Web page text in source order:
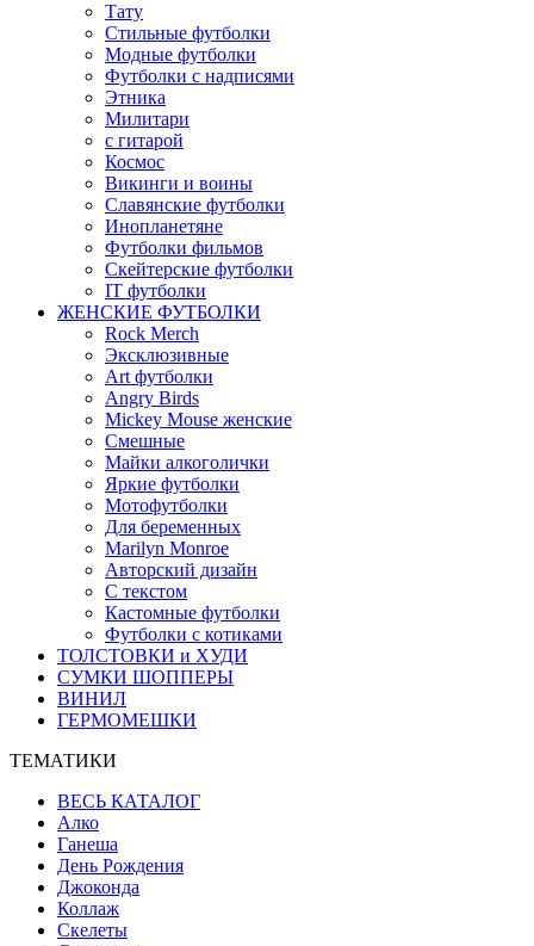
Тату
Стильные футболки
Модные футболки
Футболки с надписями
Этника
Милитари
с гитарой
Космос
Викинги и воины
Славянские футболки
Инопланетяне
Футболки фильмов
Скейтерские футболки
IT футболки
ЖЕНСКИЕ ФУТБОЛКИ
Rock Merch
Эксклюзивные
Art футболки
Angry Birds
Mickey Mouse женские
Смешные
Майки алкоголички
Яркие футболки
Мотофутболки
Для беременных
Marilyn Monroe
Авторский дизайн
С текстом
Кастомные футболки
Футболки с котиками
ТОЛСТОВКИ и ХУДИ
СУМКИ ШОППЕРЫ
ВИНИЛ
ГЕРМОМЕШКИ
ТЕМАТИКИ
ВЕСЬ КАТАЛОГ
Алко
Ганеша
День Рождения
Джоконда
Коллаж
Скелеты